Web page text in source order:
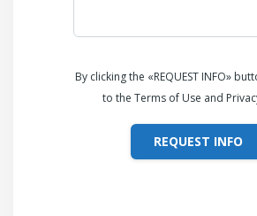
By clicking the «REQUEST INFO»
to the Terms of Use and
REQUEST INFO